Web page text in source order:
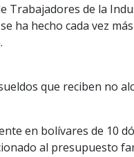
Trabajadores de la
ha hecho cada vez
que reciben no
en bolívares de 10
al presupuesto